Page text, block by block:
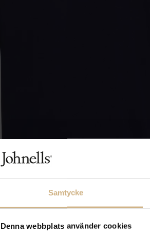
Samtycke
Denna webbplats använder cookies